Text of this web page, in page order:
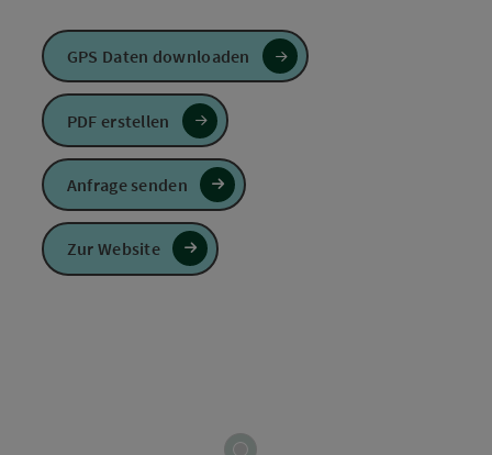
GPS Daten downloaden
PDF erstellen
Anfrage senden
Zur Website